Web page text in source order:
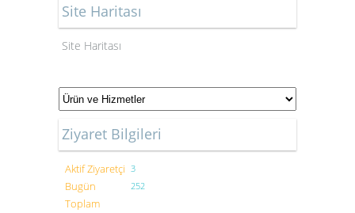
Site Haritası
Site Haritası
Ziyaret Bilgileri
Aktif Ziyaretçi 3
Bugün
Toplam
252